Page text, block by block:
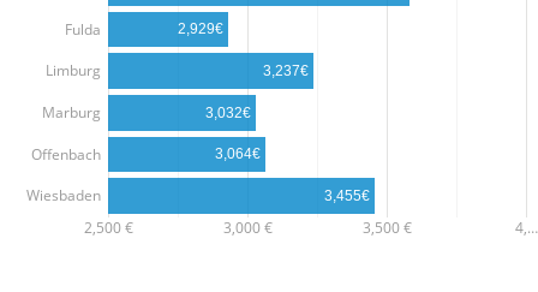
2,500 € 3,000 € 3,500 € 4,…
Fulda
Limburg
Marburg
Offenbach
Wiesbaden
2,929€
3,237€
3,032€
3,064€
3,455€